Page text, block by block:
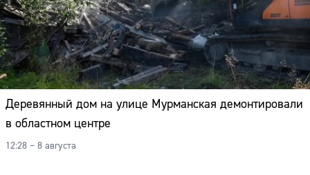
Деревянный дом на улице Мурманская демонтировали
в областном центре
12:28 – 8 августа